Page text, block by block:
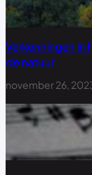
Verkenningen in
de natuur
november 26,